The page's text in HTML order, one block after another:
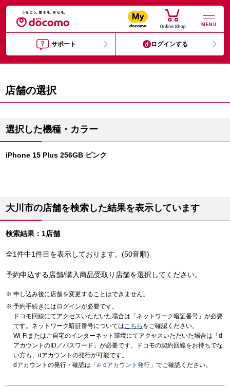
MENU
サポート ログインする
店舗の選択
選択した機種・カラー
iPhone 15 Plus 256GB ピンク
大川市の店舗を検索した結果を表示しています
検索結果：1店舗
全1件中1件目を表示しております。(50音順)
予約申込する店舗/購入商品受取り店舗を選択してください。
申し込み後に店舗を変更することはできません。
予約手続きにはログインが必要です。
ドコモ回線にてアクセスいただいた場合は「ネットワーク暗証番号」が必要
です。ネットワーク暗証番号についてはこちら をご確認ください。
Wi-Fiまたはご自宅のインターネット環境にてアクセスいただいた場合は「d
アカウントのID／パスワード」が必要です。ドコモの契約回線をお持ちでな
い方も、dアカウントの発行が可能です。
dアカウントの発行・確認は「
dアカウント発行 」でご確認ください。